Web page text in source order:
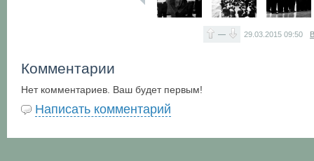
— 29.03.2015 09:50
Комментарии
Нет комментариев. Ваш будет первым!
Написать комментарий